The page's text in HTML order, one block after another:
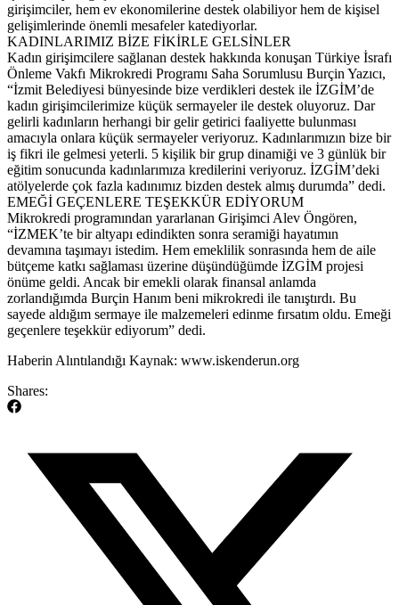
girişimciler, hem ev ekonomilerine destek olabiliyor hem de kişisel
gelişimlerinde önemli mesafeler katediyorlar.
KADINLARIMIZ BİZE FİKİRLE GELSİNLER
Kadın girişimcilere sağlanan destek hakkında konuşan Türkiye İsrafı
Önleme Vakfı Mikrokredi Programı Saha Sorumlusu Burçin Yazıcı,
“İzmit Belediyesi bünyesinde bize verdikleri destek ile İZGİM’de
kadın girişimcilerimize küçük sermayeler ile destek oluyoruz. Dar
gelirli kadınların herhangi bir gelir getirici faaliyette bulunması
amacıyla onlara küçük sermayeler veriyoruz. Kadınlarımızın bize bir
iş fikri ile gelmesi yeterli. 5 kişilik bir grup dinamiği ve 3 günlük bir
eğitim sonucunda kadınlarımıza kredilerini veriyoruz. İZGİM’deki
atölyelerde çok fazla kadınımız bizden destek almış durumda” dedi.
EMEĞİ GEÇENLERE TEŞEKKÜR EDİYORUM
Mikrokredi programından yararlanan Girişimci Alev Öngören,
“İZMEK’te bir altyapı edindikten sonra seramiği hayatımın
devamına taşımayı istedim. Hem emeklilik sonrasında hem de aile
bütçeme katkı sağlaması üzerine düşündüğümde İZGİM projesi
önüme geldi. Ancak bir emekli olarak finansal anlamda
zorlandığımda Burçin Hanım beni mikrokredi ile tanıştırdı. Bu
sayede aldığım sermaye ile malzemeleri edinme fırsatım oldu. Emeği
geçenlere teşekkür ediyorum” dedi.
​Haberin Alıntılandığı Kaynak: www.iskenderun.org
Shares: